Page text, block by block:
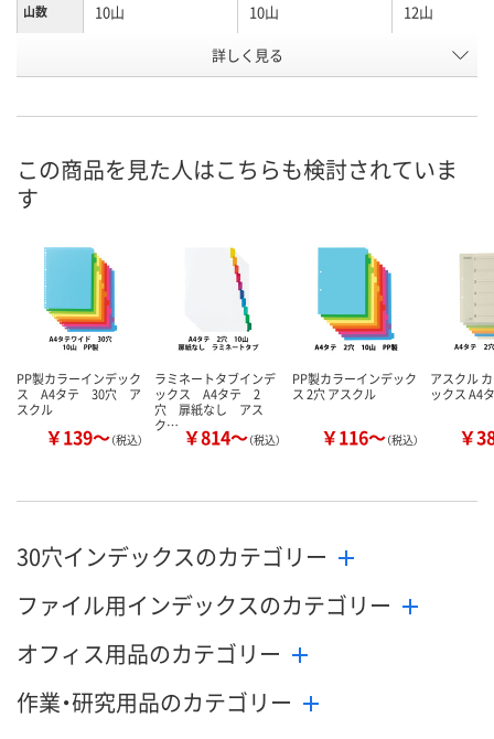
山数 10山 10山 12山
E991064 E991097
お届け日 8月7日（金） 8月7日（金）
ついてご連絡
数量
カ
詳しく見る
この商品を見た人はこちらも検討されていま
す
PP製カラーインデック
ス A4タテ 30穴 ア
スクル
￥139～（税込）
ラミネートタブインデ
ックス A4タテ 2
穴 扉紙なし アス
ク… ￥814～（税込）
PP製カラーインデック
ス 2穴 アスクル
￥116～（税込）
アスクル
ックス A4
￥
30穴インデックスのカテゴリー
ファイル用インデックスのカテゴリー
オフィス用品のカテゴリー
作業・研究用品のカテゴリー